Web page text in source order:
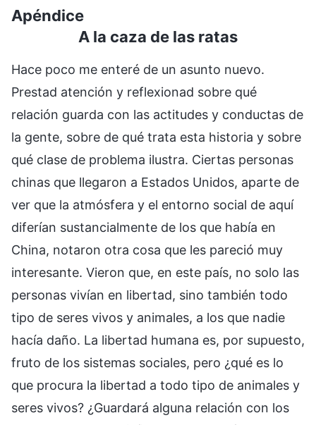
Apéndice
A la caza de las ratas
Hace poco me enteré de un asunto nuevo.
Prestad atención y reflexionad sobre qué
relación guarda con las actitudes y conductas de
la gente, sobre de qué trata esta historia y sobre
qué clase de problema ilustra. Ciertas personas
chinas que llegaron a Estados Unidos, aparte de
ver que la atmósfera y el entorno social de aquí
diferían sustancialmente de los que había en
China, notaron otra cosa que les pareció muy
interesante. Vieron que, en este país, no solo las
personas vivían en libertad, sino también todo
tipo de seres vivos y animales, a los que nadie
hacía daño. La libertad humana es, por supuesto,
fruto de los sistemas sociales, pero ¿qué es lo
que procura la libertad a todo tipo de animales y
seres vivos? ¿Guardará alguna relación con los